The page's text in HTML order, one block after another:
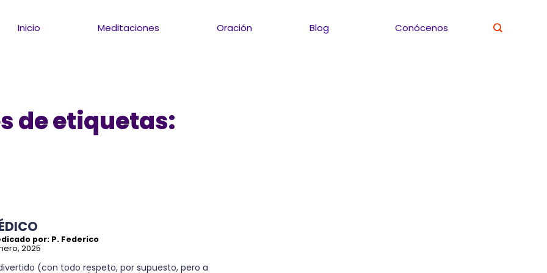
Inicio Meditaciones Oración Blog Conócenos
de etiquetas:
por: P. Federico
2025
(con todo respeto, por supuesto, pero a